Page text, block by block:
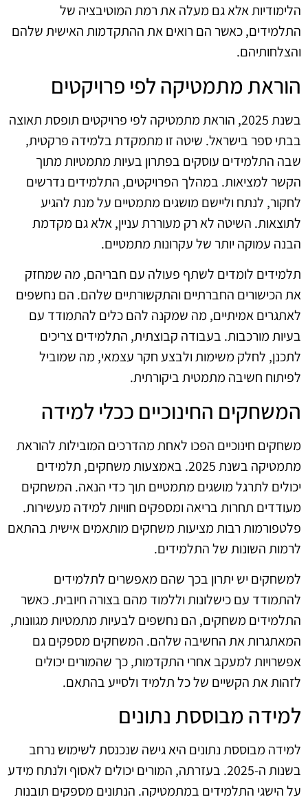
הלימודיות אלא גם מעלה את רמת המוטיבציה של
התלמידים, כאשר הם רואים את ההתקדמות האישית שלהם
והצלחותיהם.
הוראת מתמטיקה לפי פרויקטים
בשנת 2025, הוראת מתמטיקה לפי פרויקטים תופסת תאוצה
בבתי ספר בישראל. שיטה זו מתמקדת בלמידה פרקטית,
שבה התלמידים עוסקים בפתרון בעיות מתמטיות מתוך
הקשר למציאות. במהלך הפרויקטים, התלמידים נדרשים
לחקור, לנתח וליישם מושגים מתמטיים על מנת להגיע
לתוצאות. השיטה לא רק מעוררת עניין, אלא גם מקדמת
הבנה עמוקה יותר של עקרונות מתמטיים.
תלמידים לומדים לשתף פעולה עם חבריהם, מה שמחזק
את הכישורים החברתיים והתקשורתיים שלהם. הם נחשפים
לאתגרים אמיתיים, מה שמקנה להם כלים להתמודד עם
בעיות מורכבות. בעבודה קבוצתית, התלמידים צריכים
לתכנן, לחלק משימות ולבצע חקר עצמאי, מה שמוביל
לפיתוח חשיבה מתמטית ביקורתית.
המשחקים החינוכיים ככלי למידה
משחקים חינוכיים הפכו לאחת מהדרכים המובילות להוראת
מתמטיקה בשנת 2025. באמצעות משחקים, תלמידים
יכולים לתרגל מושגים מתמטיים תוך כדי הנאה. המשחקים
מעודדים תחרות בריאה ומספקים חוויות למידה מעשירות.
פלטפורמות רבות מציעות משחקים מותאמים אישית בהתאם
לרמות השונות של התלמידים.
למשחקים יש יתרון בכך שהם מאפשרים לתלמידים
להתמודד עם כישלונות וללמוד מהם בצורה חיובית. כאשר
התלמידים משחקים, הם נחשפים לבעיות מתמטיות מגוונות,
המאתגרות את החשיבה שלהם. המשחקים מספקים גם
אפשרויות למעקב אחרי התקדמות, כך שהמורים יכולים
לזהות את הקשיים של כל תלמיד ולסייע בהתאם.
למידה מבוססת נתונים
למידה מבוססת נתונים היא גישה שנכנסת לשימוש נרחב
בשנות ה-2025. בעזרתה, המורים יכולים לאסוף ולנתח מידע
על הישגי התלמידים במתמטיקה. הנתונים מספקים תובנות